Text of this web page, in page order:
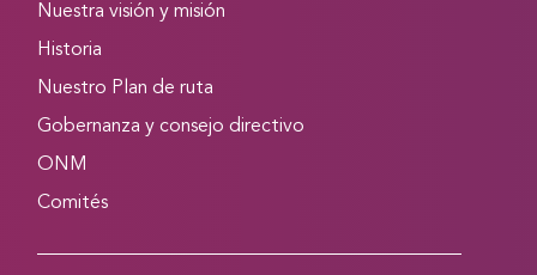
Nuestra visión y misión
Historia
Nuestro Plan de ruta
Gobernanza y consejo directivo
ONM
Comités